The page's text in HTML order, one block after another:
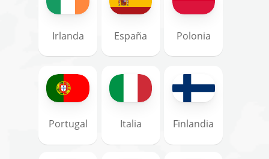
Irlanda España Polonia
Portugal Italia Finlandia